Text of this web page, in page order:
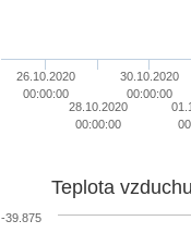
26.10.2020
00:00:00
28.10.2020
00:00:00
30.10.2020
00:00:00
Teplota
-39.875